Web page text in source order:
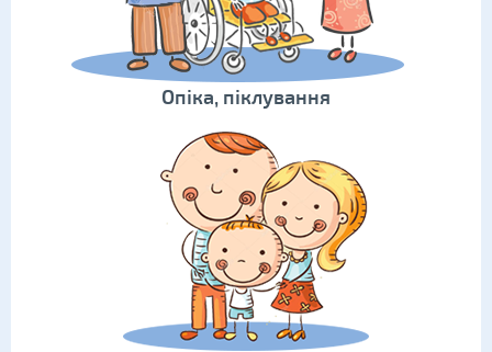
Опіка, піклування